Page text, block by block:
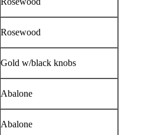
Rosewood
Gold w/black knobs
Abalone
Abalone